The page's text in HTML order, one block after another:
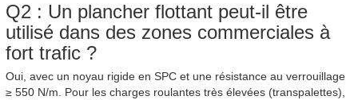
Q2 : Un plancher flottant peut-il être
utilisé dans des zones commerciales à
fort trafic ?
Oui, avec un noyau rigide en SPC et une résistance au verrouillage
≥ 550 N/m. Pour les charges roulantes très élevées (transpalettes),